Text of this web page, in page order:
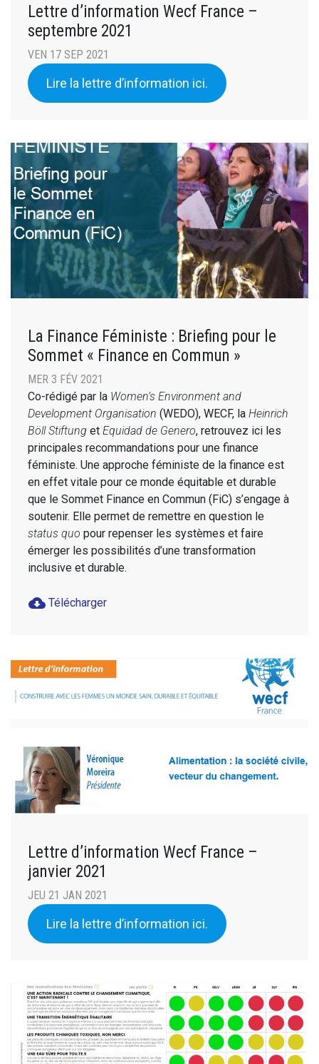
Lettre d’information Wecf France –
septembre 2021
VEN 17 SEP 2021
Lire la lettre d’information ici.
La Finance Féministe : Briefing pour le
Sommet « Finance en Commun »
MER 3 FÉV 2021
Co-rédigé par la Women’s Environment and
Development Organisation (WEDO), WECF, la Heinrich
Böll Stiftung et Equidad de Genero, retrouvez ici les
principales recommandations pour une finance
féministe. Une approche féministe de la finance est
en effet vitale pour ce monde équitable et durable
que le Sommet Finance en Commun (FiC) s’engage à
soutenir. Elle permet de remettre en question le
status quo pour repenser les systèmes et faire
émerger les possibilités d’une transformation
inclusive et durable.
cloud_download Télécharger
Lettre d’information Wecf France –
janvier 2021
JEU 21 JAN 2021
Lire la lettre d’information ici.